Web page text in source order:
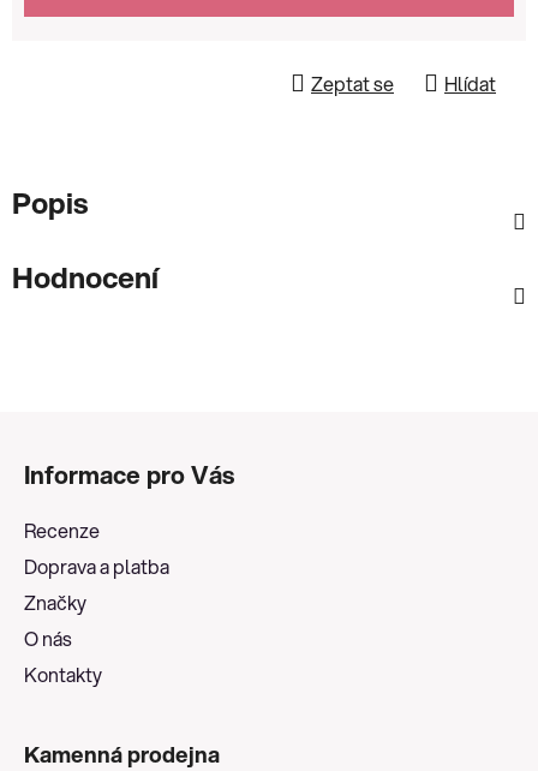
Zeptat se Hlídat
Popis
Hodnocení
Informace pro Vás
Recenze
Doprava a platba
Značky
O nás
Kontakty
Kamenná prodejna